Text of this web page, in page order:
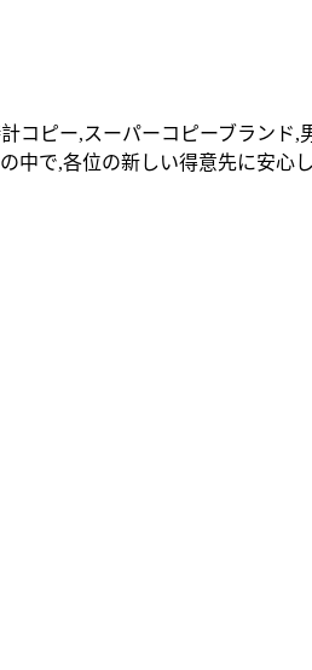
ピー,スーパーコピーブラン
中で,各位の新しい得意先に安心